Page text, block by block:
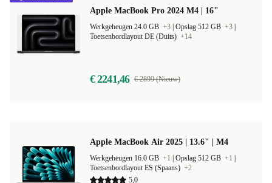
Apple MacBook Pro 2024 M4 | 16"
Werkgeheugen 24.0 GB +3 Opslag 512 GB +3
Toetsenbordlayout DE (Duits) +14
€ 2241,46 € 2899 (Nieuw)
Apple MacBook Air 2025 | 13.6" | M4
Werkgeheugen 16.0 GB +1 Opslag 512 GB +1
Toetsenbordlayout ES (Spaans) +2
5,0